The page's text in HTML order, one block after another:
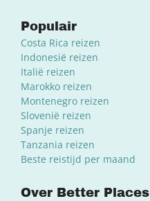
Populair
Costa Rica reizen
Indonesië reizen
Italië reizen
Marokko reizen
Montenegro reizen
Slovenië reizen
Spanje reizen
Tanzania reizen
Beste reistijd per maand
Over Better Places